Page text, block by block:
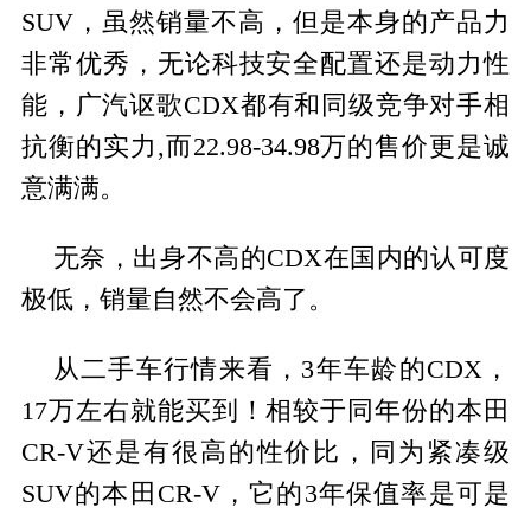
SUV，虽然销量不高，但是本身的产品力
非常优秀，无论科技安全配置还是动力性
能，广汽讴歌CDX都有和同级竞争对手相
抗衡的实力,而22.98-34.98万的售价更是诚
意满满。
无奈，出身不高的CDX在国内的认可度
极低，销量自然不会高了。
从二手车行情来看，3年车龄的CDX，
17万左右就能买到！相较于同年份的本田
CR-V还是有很高的性价比，同为紧凑级
SUV的本田CR-V，它的3年保值率是可是